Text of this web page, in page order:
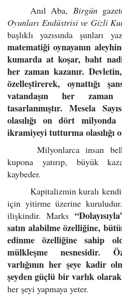
Anıl Aba, Birgün
Oyunları Endüstrisi ve Gizli
başlıklı yazısında şunları
matematiği oynayanın
kumarda at koşar, baht
her zaman kazanır.
özelleştirerek, oynattığı
vatandaşın her zaman
tasarlanmıştır. Mesela
olasılığı on dört
ikramiyeyi tutturma olasılığı
Milyonlarca insan
kupona yatırıp, büyük
kaybeder.
Kapitalizmin kuralı
için yitirme üzerine
ilişkindir. Marks
satın alabilme özelliğine,
edinme özelliğine sahip
mülkleşme nesnesidir.
varlığının her şeye kadir
şeyden güçlü bir varlık
her şeyi yapmaya yeter.